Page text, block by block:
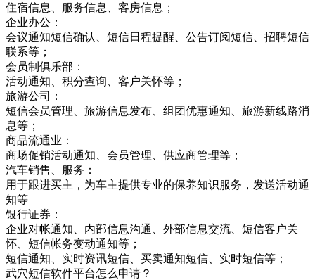
住宿信息、服务信息、客房信息；
企业办公：
会议通知短信确认、短信日程提醒、公告订阅短信、招聘短信
联系等；
会员制俱乐部：
活动通知、积分查询、客户关怀等；
旅游公司：
短信会员管理、旅游信息发布、组团优惠通知、旅游新线路消
息等；
商品流通业：
商场促销活动通知、会员管理、供应商管理等；
汽车销售、服务：
用于跟进买主，为车主提供专业的保养知识服务，发送活动通
知等
银行证券：
企业对帐通知、内部信息沟通、外部信息交流、短信客户关
怀、短信帐务变动通知等；
短信通知、实时资讯短信、买卖通知短信、实时短信等；
武穴短信软件平台怎么申请？